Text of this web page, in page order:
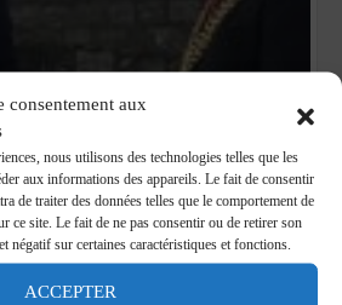
consentement aux
nous utilisons des technologies telles que les
aux informations des appareils. Le fait de consentir
de traiter des données telles que le comportement de
ce site. Le fait de ne pas consentir ou de retirer son
négatif sur certaines caractéristiques et fonctions.
ACCEPTER
du site dédié